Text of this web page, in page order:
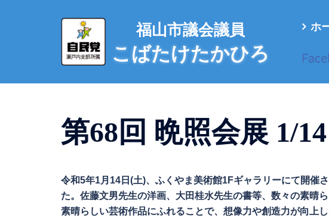
へ
福山市議会議員
こばたけたかひろ
ホ
第68回 晩照会展 1/14
令和5年1月14日(土)、ふくやま美術館1Fギャラリーにて開催
た。佐藤文男先生の洋画、大田桂水先生の書等、数々の素晴
素晴らしい芸術作品にふれることで、想像力や創造力が向上